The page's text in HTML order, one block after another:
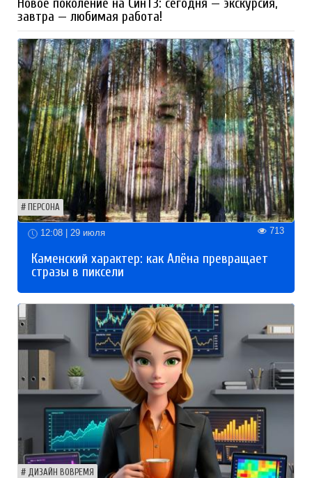
Новое поколение на СинТЗ: сегодня — экскурсия,
завтра — любимая работа!
ПЕРСОНА
12:08 | 29 июля 713
Каменский характер: как Алёна превращает
стразы в пиксели
ДИЗАЙН ВОВРЕМЯ